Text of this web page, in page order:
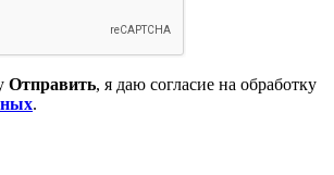
Отправить, я даю согласие на обработку
.